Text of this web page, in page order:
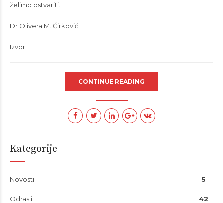
želimo ostvariti.
Dr Olivera M. Ćirković
Izvor
CONTINUE READING
Kategorije
Novosti 5
Odrasli 42